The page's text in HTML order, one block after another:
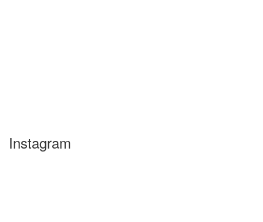
Instagram